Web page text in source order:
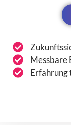
Messbare